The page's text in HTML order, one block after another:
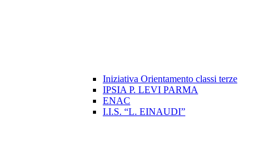
Iniziativa Orientamento classi terze
IPSIA P. LEVI PARMA
ENAC
I.I.S. “L. EINAUDI”